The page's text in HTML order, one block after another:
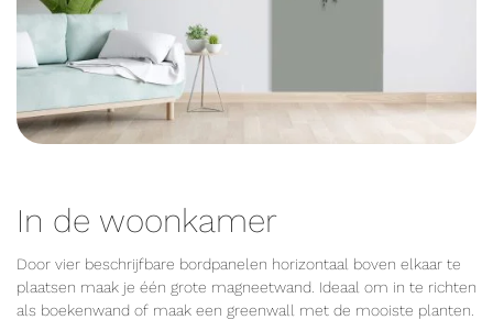
In de woonkamer
Door vier beschrijfbare bordpanelen horizontaal boven elkaar te
plaatsen maak je één grote magneetwand. Ideaal om in te richten
als boekenwand of maak een greenwall met de mooiste planten.